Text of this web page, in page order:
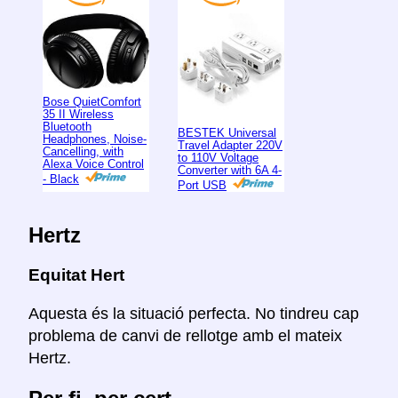
Bose QuietComfort
35 II Wireless
Bluetooth
Headphones, Noise-
Cancelling, with
Alexa Voice Control
- Black
BESTEK Universal
Travel Adapter 220V
to 110V Voltage
Converter with 6A 4-
Port USB
Hertz
Equitat Hert
Aquesta és la situació perfecta. No tindreu cap
problema de canvi de rellotge amb el mateix
Hertz.